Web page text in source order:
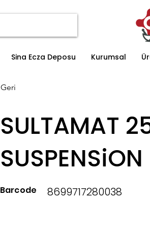
Sina Ecza Deposu Kurumsal
Geri
SULTAMAT
SUSPENSiON
Barcode 8699717280038